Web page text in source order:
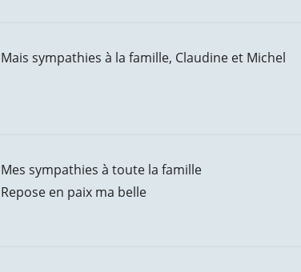
Mais sympathies à la famille, Claudine et Michel
Mes sympathies à toute la famille
Repose en paix ma belle